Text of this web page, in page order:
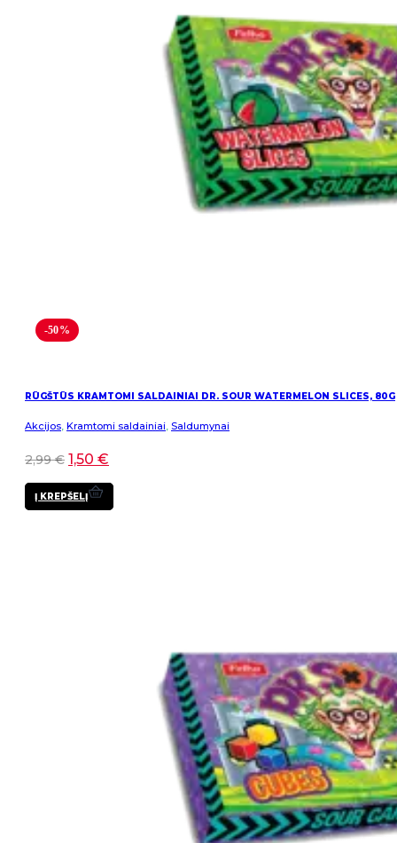
-50%
RŪGŠTŪS KRAMTOMI SALDAINIAI DR. SOUR WATERMELON SLICES, 80G
Akcijos, Kramtomi saldainiai, Saldumynai
2,99€ 1,50 €
Į KREPŠELĮ